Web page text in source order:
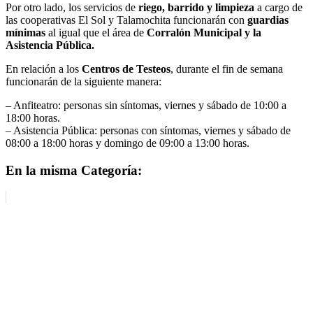
Por otro lado, los servicios de riego, barrido y limpieza a cargo de
las cooperativas El Sol y Talamochita funcionarán con guardias
mínimas al igual que el área de Corralón Municipal y la
Asistencia Pública.
En relación a los Centros de Testeos, durante el fin de semana
funcionarán de la siguiente manera:
– Anfiteatro: personas sin síntomas, viernes y sábado de 10:00 a
18:00 horas.
– Asistencia Pública: personas con síntomas, viernes y sábado de
08:00 a 18:00 horas y domingo de 09:00 a 13:00 horas.
En la misma Categoría: